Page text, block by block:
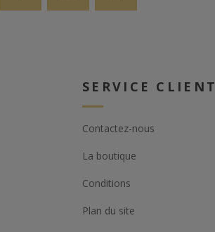
SERVICE CLIENT
Contactez-nous
La boutique
Conditions
Plan du site